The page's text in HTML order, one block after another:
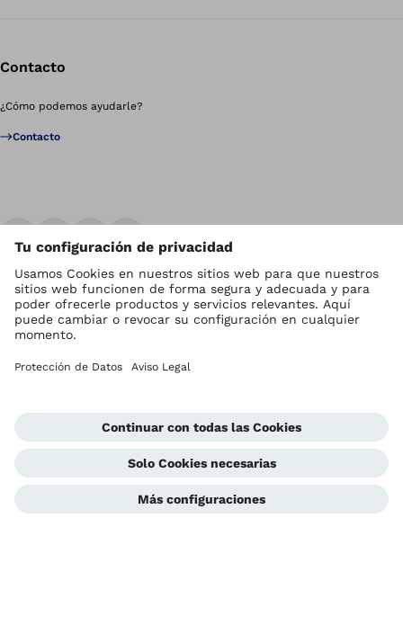
Contacto
¿Cómo podemos ayudarle?
Contacto
Ottobock en todo el mundo
Los derechos de autor son propiedad de Ottobock